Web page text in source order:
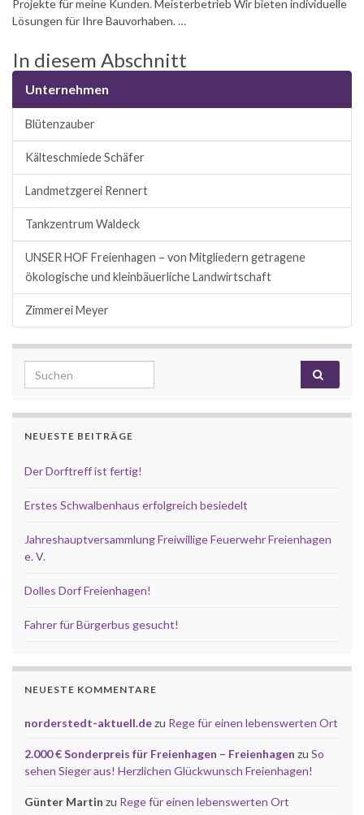
Projekte für meine Kunden. Meisterbetrieb Wir bieten individuelle
Lösungen für Ihre Bauvorhaben. …
In diesem Abschnitt
Unternehmen
Blütenzauber
Kälteschmiede Schäfer
Landmetzgerei Rennert
Tankzentrum Waldeck
UNSER HOF Freienhagen – von Mitgliedern getragene
ökologische und kleinbäuerliche Landwirtschaft
Zimmerei Meyer
Search for:
NEUESTE BEITRÄGE
Der Dorftreff ist fertig!
Erstes Schwalbenhaus erfolgreich besiedelt
Jahreshauptversammlung Freiwillige Feuerwehr Freienhagen
e. V.
Dolles Dorf Freienhagen!
Fahrer für Bürgerbus gesucht!
NEUESTE KOMMENTARE
norderstedt-aktuell.dezu Rege für einen lebenswerten Ort
2.000 € Sonderpreis für Freienhagen – Freienhagen zu So
sehen Sieger aus! Herzlichen Glückwunsch Freienhagen!
Günter Martin zu Rege für einen lebenswerten Ort